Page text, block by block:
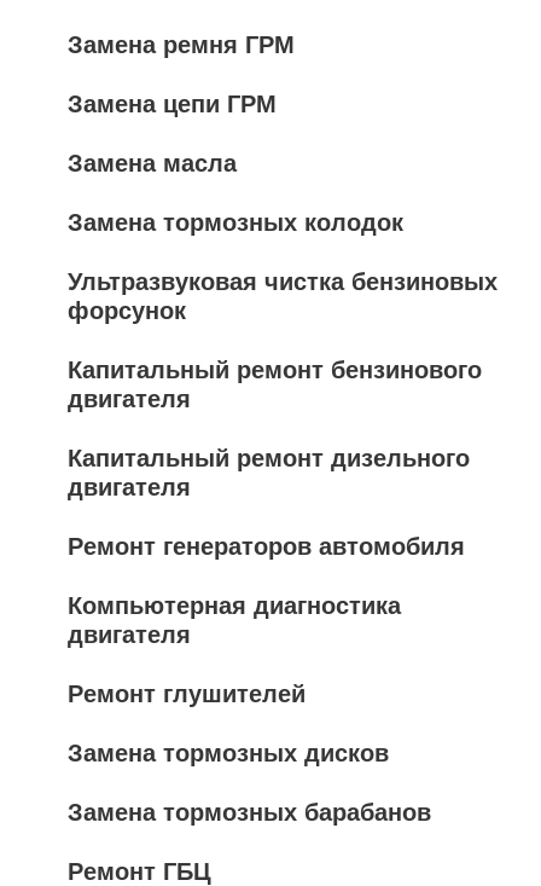
Замена ремня ГРМ
Замена цепи ГРМ
Замена масла
Замена тормозных колодок
Ультразвуковая чистка бензиновых
форсунок
Капитальный ремонт бензинового
двигателя
Капитальный ремонт дизельного
двигателя
Ремонт генераторов автомобиля
Компьютерная диагностика
двигателя
Ремонт глушителей
Замена тормозных дисков
Замена тормозных барабанов
Ремонт ГБЦ